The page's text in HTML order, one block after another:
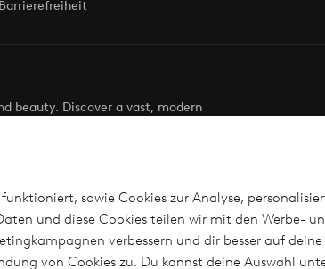
sowie Cookies zur Analyse,
und diese Cookies teilen wir mit den Werbe-
verbessern und dir besser auf
von Cookies zu. Du kannst deine Auswahl
beauty. Discover a vast, modern